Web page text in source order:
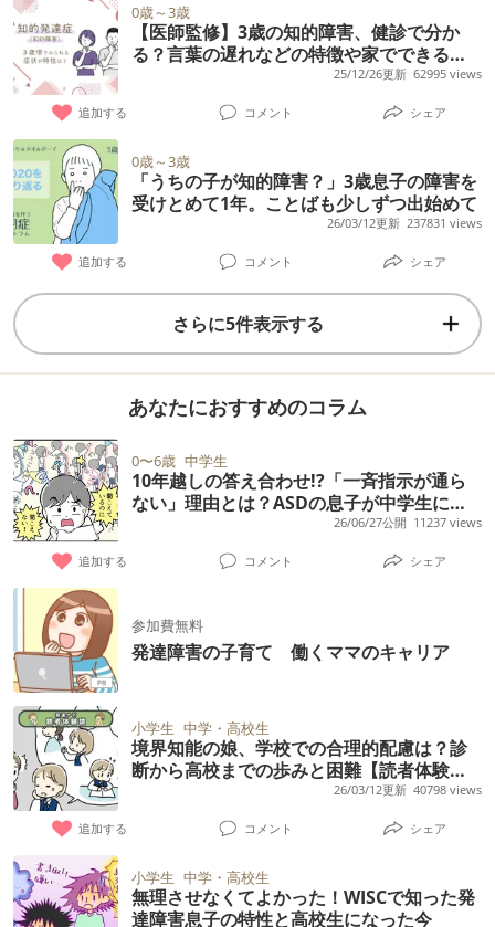
0歳～3歳
【医師監修】3歳の知的障害、健診で分か
る？言葉の遅れなどの特徴や家でできるチ
25/12/26更新 62995 views
追加する コメント シェア
0歳～3歳
「うちの子が知的障害？」3歳息子の障害を
受けとめて1年。ことばも少しずつ出始めて
26/03/12更新 237831 views
追加する コメント シェア
さらに5件表示する
あなたにおすすめのコラム
0〜6歳 中学生
10年越しの答え合わせ!?「一斉指示が通ら
ない」理由とは？ASDの息子が中学生にな
26/06/27公開 11237 views
追加する コメント シェア
参加費無料
発達障害の子育て 働くママのキャリア
小学生 中学・高校生
境界知能の娘、学校での合理的配慮は？診
断から高校までの歩みと困難【読者体験
26/03/12更新 40798 views
追加する コメント シェア
小学生 中学・高校生
無理させなくてよかった！WISCで知った発
達障害息子の特性と高校生になった今